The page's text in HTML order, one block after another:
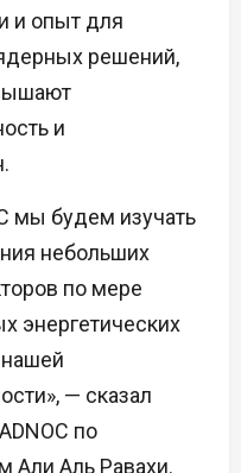
и опыт для
решений,
и
мы будем изучать
небольших
по мере
энергетических
— сказал
по
Али Аль Равахи.